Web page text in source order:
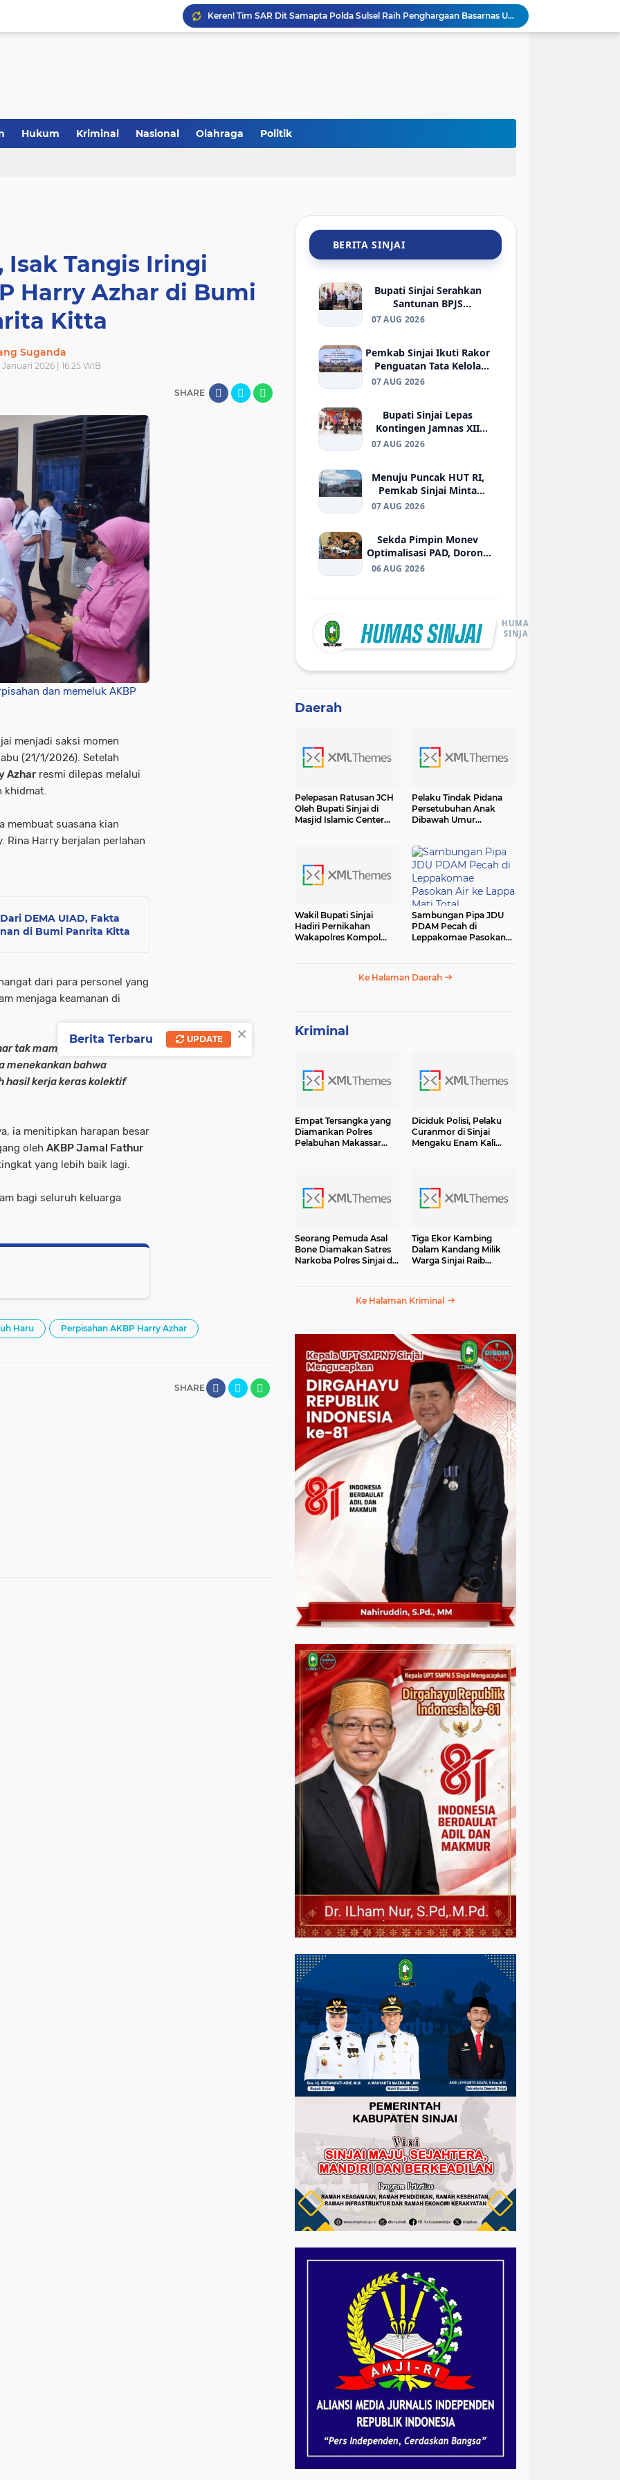
Keren! Tim SAR Dit Samapta Polda Sulsel Raih Penghargaan Basarnas Usai Misi ATR 42-500 di Bulu Saraung
Pemkab Sinjai Salurkan Bantuan ATENSI Kemensos untuk 36 Penyandang Disabilitas
Luar Biasa! Pelajar SMPN 3 Sinjai Unjuk Gigi Pamer Aplikasi AI di Kantor Google Indonesia
Hukum Kriminal Nasional Olahraga Politik
Isak Tangis Iringi
Harry Azhar di Bumi
Kitta
Suganda
Januari 2026 | 16:25 WIB
SHARE
dan memeluk AKBP
menjadi saksi momen
(21/1/2026). Setelah
Azhar resmi dilepas melalui
khidmat.
membuat suasana kian
Rina Harry berjalan perlahan
DEMA UIAD, Fakta
di Bumi Panrita Kitta
dari para personel yang
menjaga keamanan di
tak mampu
menekankan bahwa
hasil kerja keras kolektif
ia menitipkan harapan besar
oleh AKBP Jamal Fathur
yang lebih baik lagi.
bagi seluruh keluarga
Haru Perpisahan AKBP Harry Azhar
SHARE
BERITA SINJAI
Bupati Sinjai Serahkan
Santunan BPJS
Ketenagakerjaan kepada
07 AUG 2026
Pemkab Sinjai Ikuti Rakor
Penguatan Tata Kelola
BUMD Air Minum di
07 AUG 2026
Bupati Sinjai Lepas
Kontingen Jamnas XII
2026, Pesan Jaga
07 AUG 2026
Menuju Puncak HUT RI,
Pemkab Sinjai Minta
Warga yang Belum Pasang
07 AUG 2026
Sekda Pimpin Monev
Optimalisasi PAD, Dorong
Penguatan Strategi
06 AUG 2026
HUMAS
SINJAI
Daerah
Pelepasan Ratusan JCH
Oleh Bupati Sinjai di
Masjid Islamic Center
Pelaku Tindak Pidana
Persetubuhan Anak
Dibawah Umur
Wakil Bupati Sinjai
Hadiri Pernikahan
Wakapolres Kompol
Sambungan Pipa JDU
PDAM Pecah di
Leppakomae Pasokan
Ke Halaman Daerah
Kriminal
Empat Tersangka yang
Diamankan Polres
Pelabuhan Makassar
Diciduk Polisi, Pelaku
Curanmor di Sinjai
Mengaku Enam Kali
Seorang Pemuda Asal
Bone Diamakan Satres
Narkoba Polres Sinjai di
Tiga Ekor Kambing
Dalam Kandang Milik
Warga Sinjai Raib
Ke Halaman Kriminal
×
Berita Terbaru UPDATE